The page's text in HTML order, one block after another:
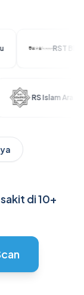
RST Bhakti Wira
di 10+